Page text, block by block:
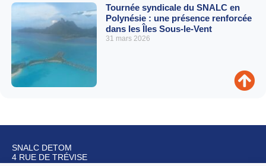
Tournée syndicale du SNALC en
Polynésie : une présence renforcée
dans les Îles Sous-le-Vent
31 mars 2026
SNALC DETOM
4 RUE DE TRÉVISE